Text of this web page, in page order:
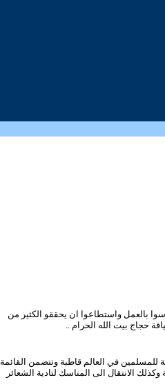
بالعمل واستطاعوا ان يحققو الكثير من
حجاج بيت الله الحرام ..
للمسلمين في العالم قاطبة وتتضمن القائمة
الانتقال الى المناسك لتادية الشعائر